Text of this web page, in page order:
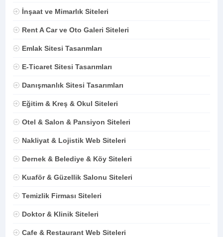
İnşaat ve Mimarlık Siteleri
Rent A Car ve Oto Galeri Siteleri
Emlak Sitesi Tasarımları
E-Ticaret Sitesi Tasarımları
Danışmanlık Sitesi Tasarımları
Eğitim & Kreş & Okul Siteleri
Otel & Salon & Pansiyon Siteleri
Nakliyat & Lojistik Web Siteleri
Dernek & Belediye & Köy Siteleri
Kuaför & Güzellik Salonu Siteleri
Temizlik Firması Siteleri
Doktor & Klinik Siteleri
Cafe & Restaurant Web Siteleri